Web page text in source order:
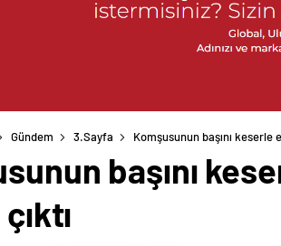
Gündem 3.Sayfa Komşusunun başını
başını